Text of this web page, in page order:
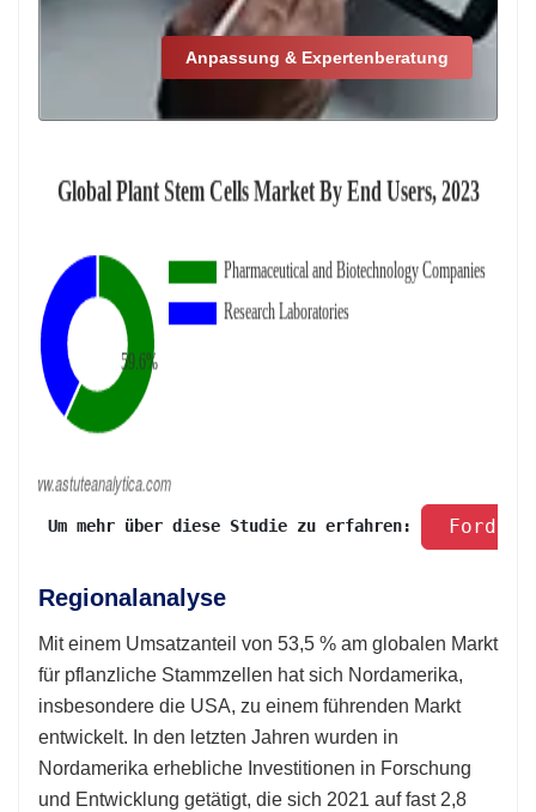
Anpassung & Expertenberatung
Um mehr über diese Studie zu erfahren:
Regionalanalyse
Mit einem Umsatzanteil von 53,5 % am globalen Markt
für pflanzliche Stammzellen hat sich Nordamerika,
insbesondere die USA, zu einem führenden Markt
entwickelt. In den letzten Jahren wurden in
Nordamerika erhebliche Investitionen in Forschung
und Entwicklung getätigt, die sich 2021 auf fast 2,8